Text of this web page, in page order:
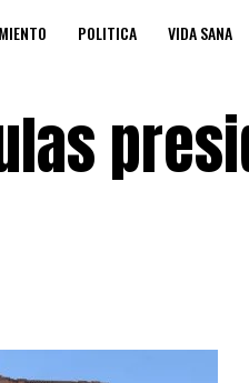
POLITICA VIDA SANA